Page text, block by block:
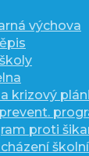
výchova
krizový plán
proti